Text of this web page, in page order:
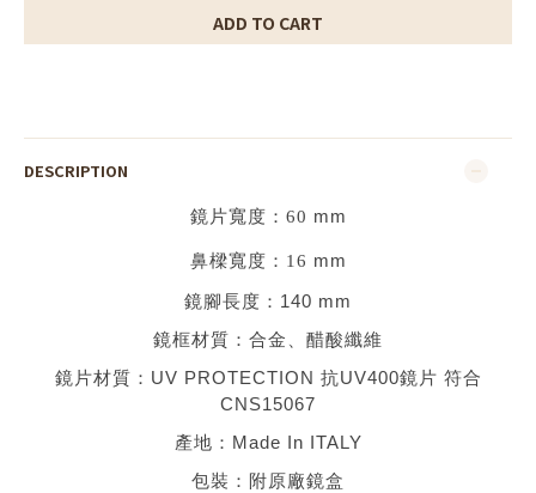
ADD TO CART
DESCRIPTION
鏡片寬度： 60 mm
鼻樑寬度： 16 mm
鏡腳長度： 140 mm
鏡框材質： 合金、醋酸纖維
鏡片材質： UV PROTECTION 抗UV400鏡片 符合
CNS15067
產地： Made In ITALY
包裝：附原廠鏡盒